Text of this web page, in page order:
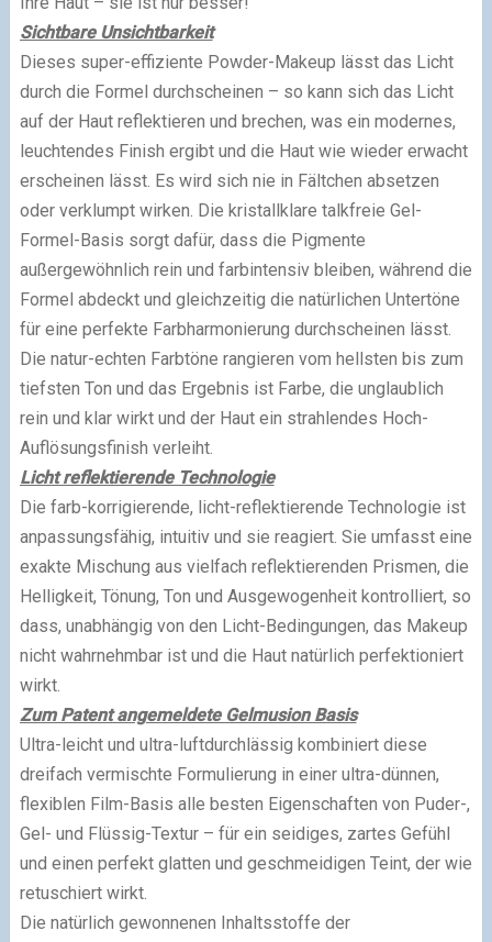
Sichtbare Unsichtbarkeit
Dieses super-effiziente Powder-Makeup lässt das Licht
durch die Formel durchscheinen – so kann sich das Licht
auf der Haut reflektieren und brechen, was ein modernes,
leuchtendes Finish ergibt und die Haut wie wieder erwacht
erscheinen lässt. Es wird sich nie in Fältchen absetzen
oder verklumpt wirken. Die kristallklare talkfreie Gel-
Formel-Basis sorgt dafür, dass die Pigmente
außergewöhnlich rein und farbintensiv bleiben, während die
Formel abdeckt und gleichzeitig die natürlichen Untertöne
für eine perfekte Farbharmonierung durchscheinen lässt.
Die natur-echten Farbtöne rangieren vom hellsten bis zum
tiefsten Ton und das Ergebnis ist Farbe, die unglaublich
rein und klar wirkt und der Haut ein strahlendes Hoch-
Auflösungsfinish verleiht.
Licht reflektierende Technologie
Die farb-korrigierende, licht-reflektierende Technologie ist
anpassungsfähig, intuitiv und sie reagiert. Sie umfasst eine
exakte Mischung aus vielfach reflektierenden Prismen, die
Helligkeit, Tönung, Ton und Ausgewogenheit kontrolliert, so
dass, unabhängig von den Licht-Bedingungen, das Makeup
nicht wahrnehmbar ist und die Haut natürlich perfektioniert
wirkt.
Zum Patent angemeldete Gelmusion Basis
Ultra-leicht und ultra-luftdurchlässig kombiniert diese
dreifach vermischte Formulierung in einer ultra-dünnen,
flexiblen Film-Basis alle besten Eigenschaften von Puder-,
Gel- und Flüssig-Textur – für ein seidiges, zartes Gefühl
und einen perfekt glatten und geschmeidigen Teint, der wie
retuschiert wirkt.
Die natürlich gewonnenen Inhaltsstoffe der